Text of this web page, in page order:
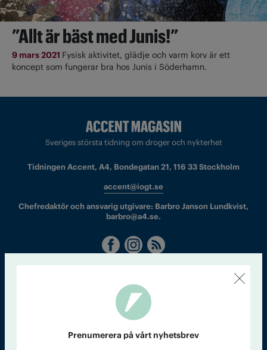
”Allt är bäst med Junis!”
9 mars 2021 Fysisk aktivitet, glädje och varm korv är ett
koncept som fungerar bra hos Junis i Söderhamn.
Sveriges största tidning om droger och nykterhet
Tidningen Accent, A4, Bondegatan 21, 116 33 Stockholm
accent@iogt.se
Chefredaktör och ansvarig utgivare: Barbro Janson Lundkvist,
barbro@a4.se.
nummer av
Prenumerera på vårt nyhetsbrev